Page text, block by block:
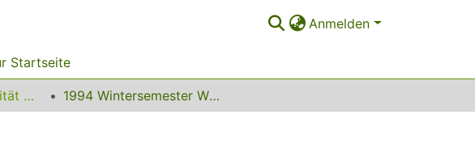
Anmelden
Startseite
Technische Universität Dortmund (vormals Universität Dortmund) 1994 Wintersemester WS 1994/95